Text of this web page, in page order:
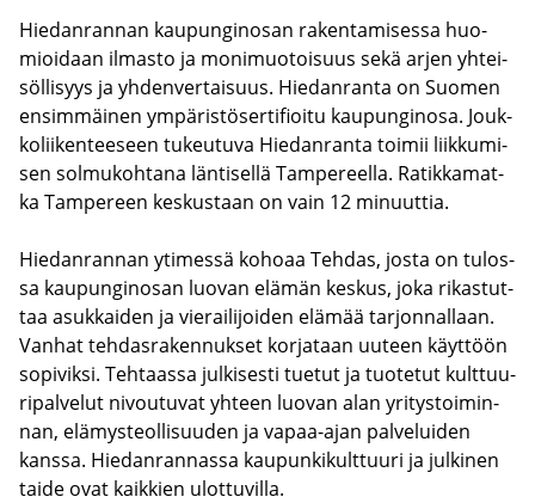
Hie­dan­ran­nan kau­pun­gin­osan ra­ken­ta­mi­ses­sa huo­
mioi­daan il­mas­to ja mo­ni­muo­toi­suus sekä arjen yh­tei­
söl­li­syys ja yh­den­ver­tai­suus. Hie­dan­ran­ta on Suo­men
en­sim­mäi­nen ym­pä­ris­tö­ser­ti­fioi­tu kau­pun­gin­osa. Jouk­
ko­lii­ken­tee­seen tu­keu­tu­va Hie­dan­ran­ta toi­mii liik­ku­mi­
sen sol­mu­koh­ta­na län­ti­sel­lä Tam­pe­reel­la. Ra­tik­ka­mat­
ka Tam­pe­reen kes­kus­taan on vain 12 mi­nuut­tia.
Hie­dan­ran­nan yti­mes­sä ko­ho­aa Teh­das, josta on tu­los­
sa kau­pun­gin­osan luo­van elä­män kes­kus, joka ri­kas­tut­
taa asuk­kai­den ja vie­rai­li­joi­den elä­mää tar­jon­nal­laan.
Van­hat teh­das­ra­ken­nuk­set kor­ja­taan uu­teen käyt­töön
so­pi­vik­si. Teh­taas­sa jul­ki­ses­ti tue­tut ja tuo­te­tut kult­tuu­
ri­pal­ve­lut ni­vou­tu­vat yh­teen luo­van alan yri­tys­toi­min­
nan, elä­mys­teol­li­suu­den ja vapaa-​ajan pal­ve­lui­den
kans­sa. Hie­dan­ran­nas­sa kau­pun­ki­kult­tuu­ri ja jul­ki­nen
taide ovat kaik­kien ulot­tu­vil­la.